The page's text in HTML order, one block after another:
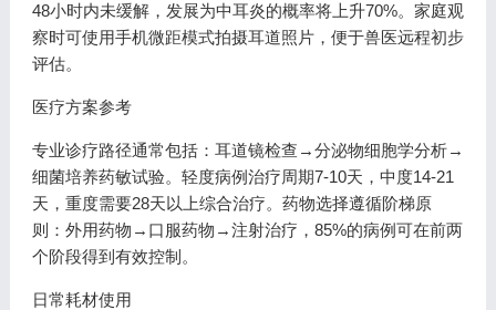
48小时内未缓解，发展为中耳炎的概率将上升70%。家庭观
察时可使用手机微距模式拍摄耳道照片，便于兽医远程初步
评估。
医疗方案参考
专业诊疗路径通常包括：耳道镜检查→分泌物细胞学分析→
细菌培养药敏试验。轻度病例治疗周期7-10天，中度14-21
天，重度需要28天以上综合治疗。药物选择遵循阶梯原
则：外用药物→口服药物→注射治疗，85%的病例可在前两
个阶段得到有效控制。
日常耗材使用